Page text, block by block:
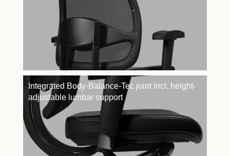
Integrated Body-Balance-Tec joint incl. height-
adjustable lumbar support